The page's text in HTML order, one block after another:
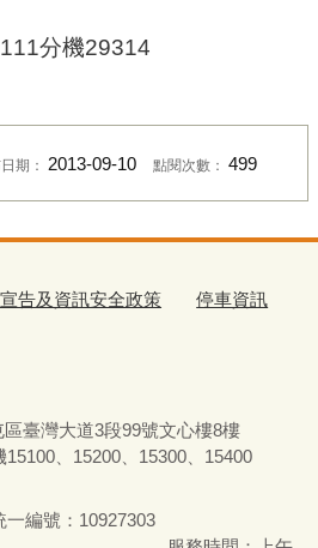
分機29314
期： 2013-09-10 點閱次數：499
告及資訊安全政策 停車資訊
臺灣大道3段99號文心樓8樓
15100、15200、15300、15400
一編號 ： 10927303